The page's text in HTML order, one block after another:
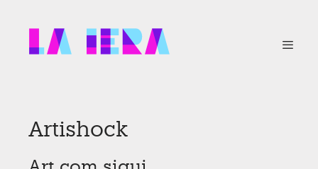
contingut
Artishock